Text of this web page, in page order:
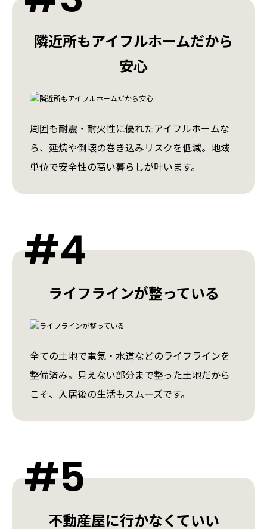
隣近所もアイフルホームだから
安心
周囲も耐震・耐火性に優れたアイフルホームな
ら、延焼や倒壊の巻き込みリスクを低減。地域
単位で安全性の高い暮らしが叶います。
#4
ライフラインが整っている
全ての土地で電気・水道などのライフラインを
整備済み。見えない部分まで整った土地だから
こそ、入居後の生活もスムーズです。
#5
不動産屋に⾏かなくていい